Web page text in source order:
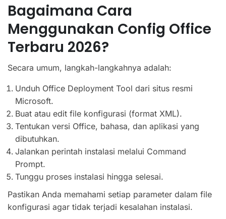
Bagaimana Cara
Menggunakan Config Office
Terbaru 2026?
Secara umum, langkah-langkahnya adalah:
Unduh Office Deployment Tool dari situs resmi
Microsoft.
Buat atau edit file konfigurasi (format XML).
Tentukan versi Office, bahasa, dan aplikasi yang
dibutuhkan.
Jalankan perintah instalasi melalui Command
Prompt.
Tunggu proses instalasi hingga selesai.
Pastikan Anda memahami setiap parameter dalam file
konfigurasi agar tidak terjadi kesalahan instalasi.